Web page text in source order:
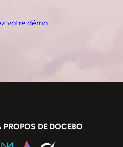
votre démo
PROPOS DE DOCEBO